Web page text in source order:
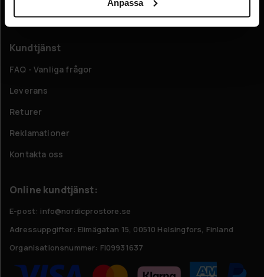
Anpassa
Kundtjänst
FAQ - Vanliga frågor
Leverans
Returer
Reklamationer
Kontakta oss
Online kundtjänst:
E-post: info@nordicprostore.se
Adressuppgifter: Elimägatan 15, 00510 Helsingfors, Finland
Organisationsnummer: FI09931637